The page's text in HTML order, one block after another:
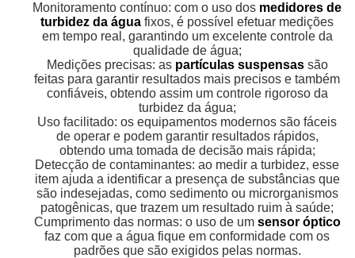
Monitoramento contínuo: com o uso dos medidores de
turbidez da água fixos, é possível efetuar medições
em tempo real, garantindo um excelente controle da
qualidade de água;
Medições precisas: as partículas suspensas são
feitas para garantir resultados mais precisos e também
confiáveis, obtendo assim um controle rigoroso da
turbidez da água;
Uso facilitado: os equipamentos modernos são fáceis
de operar e podem garantir resultados rápidos,
obtendo uma tomada de decisão mais rápida;
Detecção de contaminantes: ao medir a turbidez, esse
item ajuda a identificar a presença de substâncias que
são indesejadas, como sedimento ou microrganismos
patogênicas, que trazem um resultado ruim à saúde;
Cumprimento das normas: o uso de um sensor óptico
faz com que a água fique em conformidade com os
padrões que são exigidos pelas normas.